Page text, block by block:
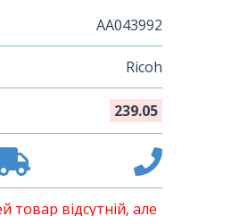
AA043992
Ricoh
239.05
відсутній, але